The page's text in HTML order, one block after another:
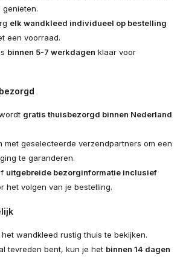
genieten.
elk wandkleed individueel op bestelling
een voorraad.
binnen 5-7 werkdagen klaar voor
gratis thuisbezorgd binnen Nederland
met geselecteerde verzendpartners om een
te garanderen.
uitgebreide bezorginformatie inclusief
het volgen van je bestelling.
wandkleed rustig thuis te bekijken.
tevreden bent, kun je het binnen 14 dagen